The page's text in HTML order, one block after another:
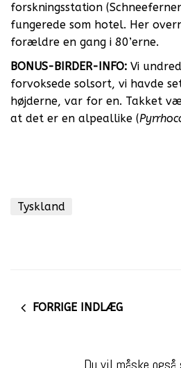
forskningsstation (
fungerede som hotel. Her
forældre en gang i 80’erne.
BONUS-BIRDER-INFO: Vi
forvoksede solsort, vi havde
højderne, var for en. Takket
at det er en alpeallike (
Tyskland
FORRIGE INDLÆG